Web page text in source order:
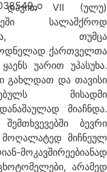
დავით VII (ულუ)
სალაშქროდ
თუმცა
ქართველთა
უარით უპასუხა.
გახლდათ და თავისი
მისადმი
მიაჩნდა.
ბევრი
მიჩნეულ
არამედ